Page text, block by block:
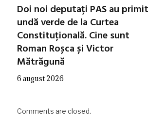
Doi noi deputați PAS au primit
undă verde de la Curtea
Constituțională. Cine sunt
Roman Roșca și Victor
Mătrăgună
6 august 2026
Comments are closed.